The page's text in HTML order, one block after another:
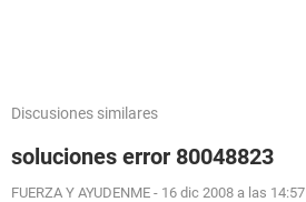
Discusiones similares
soluciones error 80048823
FUERZA Y AYUDENME - 16 dic 2008 a las 14:57